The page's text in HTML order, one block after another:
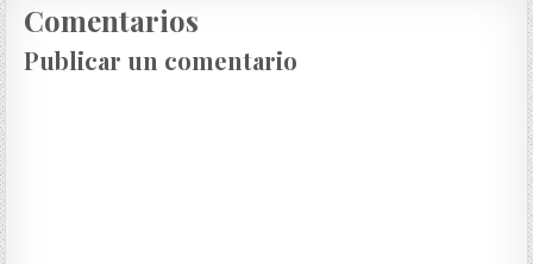
Comentarios
Publicar un comentario